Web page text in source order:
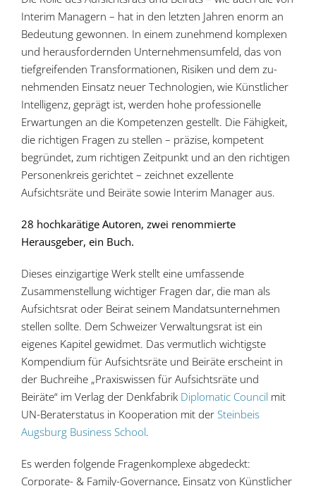
Interim Managern – hat in den letzten Jahren enorm an
Bedeutung gewonnen. In einem zunehmend komplexen
und herausfordernden Unternehmensumfeld, das von
tiefgreifenden Transformationen, Risiken und dem zu­
nehmenden Einsatz neuer Technologien, wie Künstlicher
Intelligenz, geprägt ist, werden hohe professionelle
Erwartungen an die Kompetenzen gestellt. Die Fähigkeit,
die richtigen Fragen zu stellen – präzise, kompetent
begründet, zum richtigen Zeitpunkt und an den richtigen
Personenkreis gerichtet – zeichnet exzellente
Aufsichtsräte und Beiräte sowie Interim Manager aus.
28 hochkarätige Autoren, zwei renommierte
Herausgeber, ein Buch.
Dieses einzigartige Werk stellt eine umfassende
Zusammenstellung wichtiger Fragen dar, die man als
Aufsichtsrat oder Beirat seinem Mandatsunternehmen
stellen sollte. Dem Schweizer Verwaltungsrat ist ein
eigenes Kapitel gewidmet. Das vermutlich wichtigste
Kompendium für Aufsichtsräte und Beiräte erscheint in
der Buchreihe „Praxiswissen für Aufsichtsräte und
Beiräte“ im Verlag der Denkfabrik Diplomatic Council mit
UN-Beraterstatus in Kooperation mit der Steinbeis
Augsburg Business School.
Es werden folgende Fragenkomplexe abgedeckt:
Corporate- & Family-Governance, Einsatz von Künstlicher